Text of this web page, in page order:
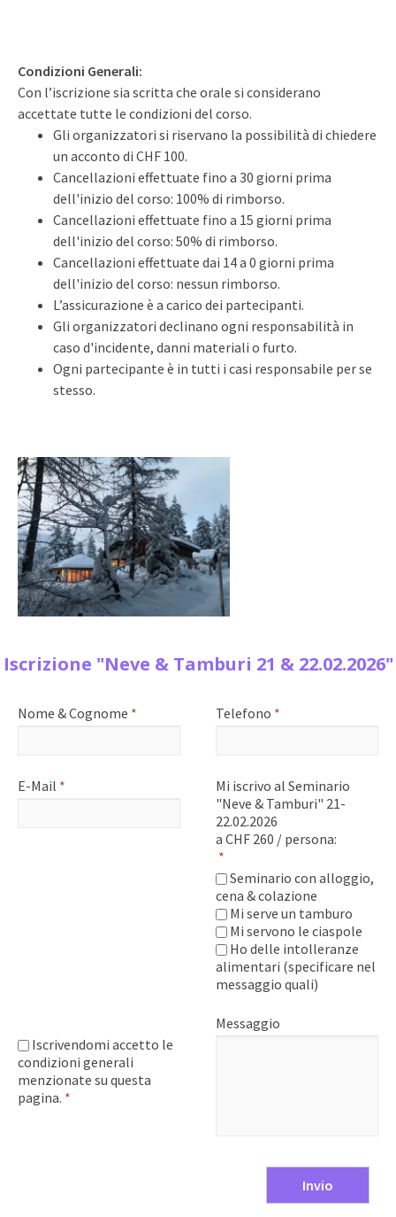
​Condizioni Generali:
Con l’iscrizione sia scritta che orale si considerano
accettate tutte le condizioni del corso.
Gli organizzatori si riservano la possibilità di chiedere
un acconto di CHF 100.
Cancellazioni effettuate fino a 30 giorni prima
dell'inizio del corso: 100% di rimborso.
Cancellazioni effettuate fino a 15 giorni prima
dell'inizio del corso: 50% di rimborso.
Cancellazioni effettuate dai 14 a 0 giorni prima
dell'inizio del corso: nessun rimborso.
L’assicurazione è a carico dei partecipanti.
Gli organizzatori declinano ogni responsabilità in
caso d'incidente, danni materiali o furto.
Ogni partecipante è in tutti i casi responsabile per se
stesso.
Iscrizione "Neve & Tamburi 21 & 22.02.2026"
Nome & Cognome * Telefono *
E-Mail *
Mi iscrivo al Seminario
"Neve & Tamburi" 21-
22.02.2026
a CHF 260 / persona:
*
Seminario con alloggio,
cena & colazione
Mi serve un tamburo
Mi servono le ciaspole
Ho delle intolleranze
alimentari (specificare nel
messaggio quali)
Iscrivendomi accetto le
condizioni generali
menzionate su questa
pagina. *
Messaggio
Invio